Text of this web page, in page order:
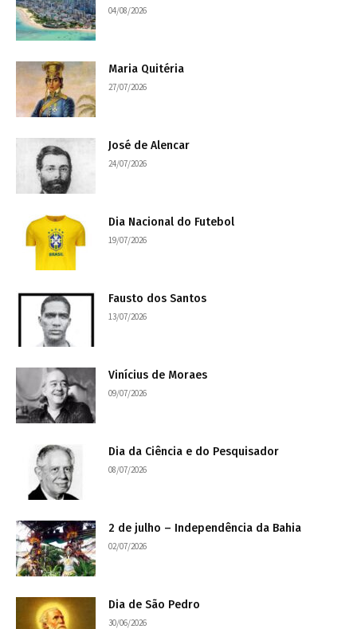
04/08/2026
Maria Quitéria
27/07/2026
José de Alencar
24/07/2026
Dia Nacional do Futebol
19/07/2026
Fausto dos Santos
13/07/2026
Vinícius de Moraes
09/07/2026
Dia da Ciência e do Pesquisador
08/07/2026
2 de julho – Independência da Bahia
02/07/2026
Dia de São Pedro
30/06/2026